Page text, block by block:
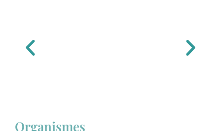
Organismes